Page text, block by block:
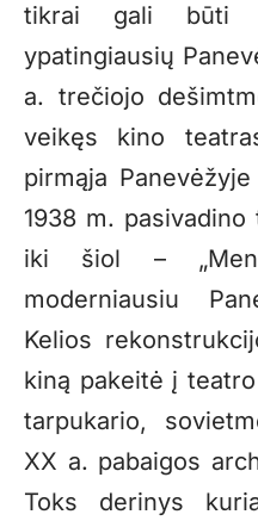
tikrai gali būti
ypatingiausių
a. trečiojo
veikęs kino
pirmąja
1938 m.
iki šiol –
moderniausiu
Kelios
kiną pakeitė į
tarpukario,
XX a. pabaigos
Toks derinys